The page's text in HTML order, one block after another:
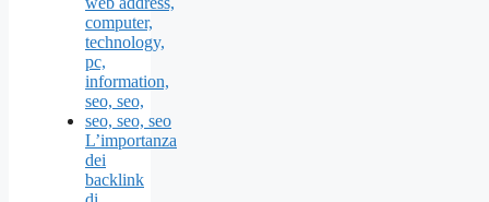
L’importanza
dei
backlink